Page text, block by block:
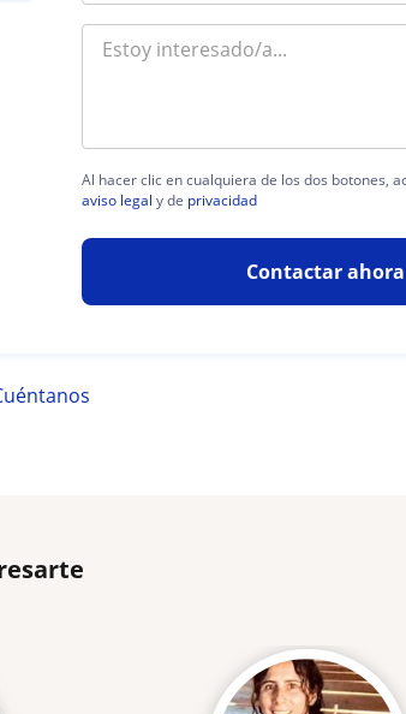
Al hacer clic en cualquiera de los dos botones,
aviso legal y de privacidad
Contactar ahora